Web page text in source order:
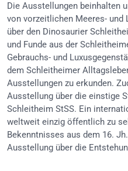
Die Ausstellungen beinhalten
von vorzeitlichen Meeres- und
über den Dinosaurier
und Funde aus der
Gebrauchs- und
dem Schleitheimer
Ausstellungen zu erkunden.
Ausstellung über die einstige
Schleitheim StSS. Ein
weltweit einzig öffentlich zu
Bekenntnisses aus dem 16.
Ausstellung über die